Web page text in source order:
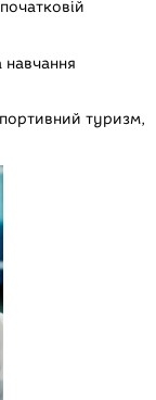
навчання
туризм,